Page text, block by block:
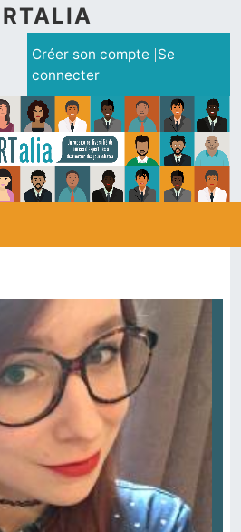
Menu du compte de
Créer son compte Se
connecter